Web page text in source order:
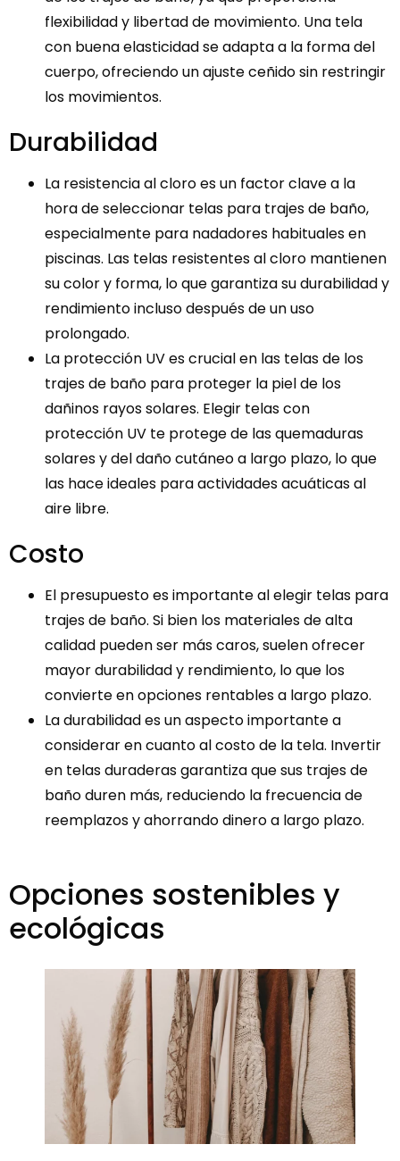
flexibilidad y libertad de movimiento. Una tela
con buena elasticidad se adapta a la forma del
cuerpo, ofreciendo un ajuste ceñido sin restringir
los movimientos.
Durabilidad
La resistencia al cloro es un factor clave a la
hora de seleccionar telas para trajes de baño,
especialmente para nadadores habituales en
piscinas. Las telas resistentes al cloro mantienen
su color y forma, lo que garantiza su durabilidad y
rendimiento incluso después de un uso
prolongado.
La protección UV es crucial en las telas de los
trajes de baño para proteger la piel de los
dañinos rayos solares. Elegir telas con
protección UV te protege de las quemaduras
solares y del daño cutáneo a largo plazo, lo que
las hace ideales para actividades acuáticas al
aire libre.
Costo
El presupuesto es importante al elegir telas para
trajes de baño. Si bien los materiales de alta
calidad pueden ser más caros, suelen ofrecer
mayor durabilidad y rendimiento, lo que los
convierte en opciones rentables a largo plazo.
La durabilidad es un aspecto importante a
considerar en cuanto al costo de la tela. Invertir
en telas duraderas garantiza que sus trajes de
baño duren más, reduciendo la frecuencia de
reemplazos y ahorrando dinero a largo plazo.
Opciones sostenibles y
ecológicas